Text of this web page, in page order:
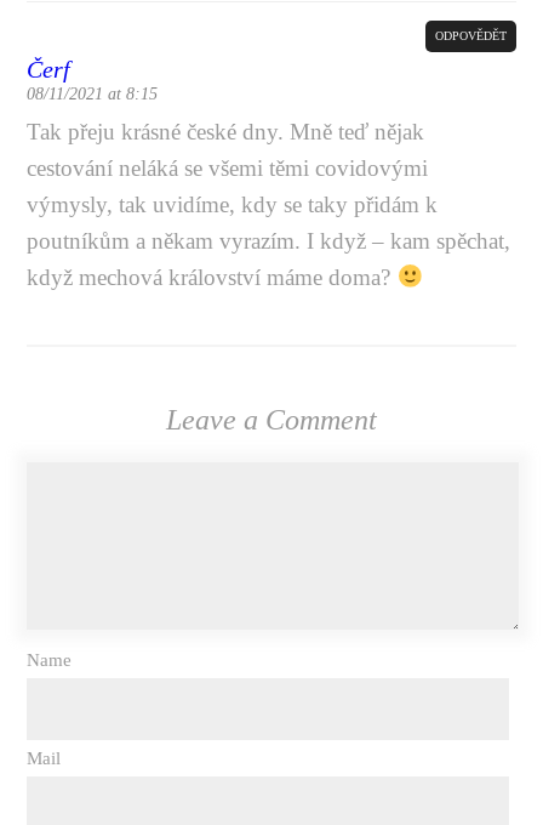
Čerf
08/11/2021 at 8:15
ODPOVĚDĚT
Tak přeju krásné české dny. Mně teď nějak
cestování neláká se všemi těmi covidovými
výmysly, tak uvidíme, kdy se taky přidám k
poutníkům a někam vyrazím. I když – kam spěchat,
když mechová království máme doma?
Leave a Comment
Name
Mail